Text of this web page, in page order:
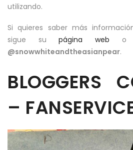
utilizando.
Si quieres saber más
sigue supágina web o
@snowwhiteandtheasianpear.
BLOGGERS
–